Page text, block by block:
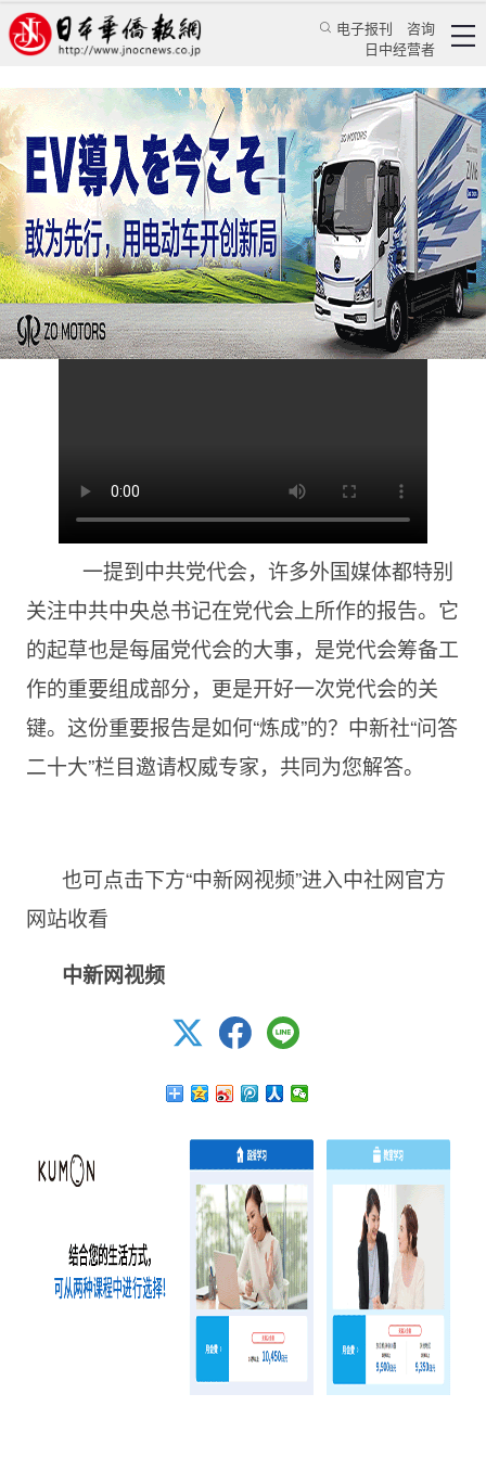
电子报刊
咨询
日中经营者
中共党代会报告是如何“炼成”的？
特辑 学习天地
中新网 2022/9/15 11:06:31
一提到中共党代会，许多外国媒体都特别
关注中共中央总书记在党代会上所作的报告。它
的起草也是每届党代会的大事，是党代会筹备工
作的重要组成部分，更是开好一次党代会的关
键。这份重要报告是如何“炼成”的？中新社“问答
二十大”栏目邀请权威专家，共同为您解答。
也可点击下方“中新网视频”进入中社网官方
网站收看
中新网视频